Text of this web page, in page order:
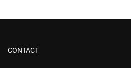
CONTACT